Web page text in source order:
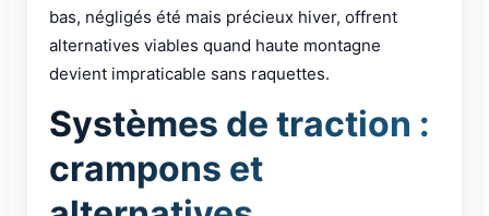
bas, négligés été mais précieux hiver, offrent
alternatives viables quand haute montagne
devient impraticable sans raquettes.
Systèmes de traction :
crampons et